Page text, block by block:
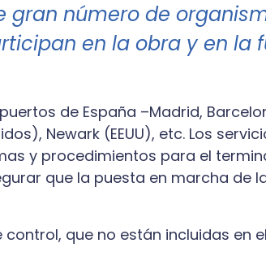
gran número de
en la obra y en la
de España –Madrid,
Newark (EEUU), etc. Los
y procedimientos para el
que la puesta en marcha de
que no están incluidas en